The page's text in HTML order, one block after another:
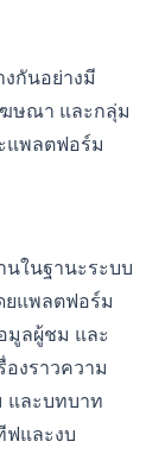
กันอย่างมี
ฆษณา และกลุ่ม
แพลตฟอร์ม
ในฐานะระบบ
ยแพลตฟอร์ม
มูลผู้ชม และ
องราวความ
และบทบาท
และงบ